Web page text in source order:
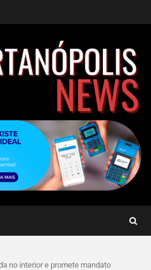
no interior e promete mandato